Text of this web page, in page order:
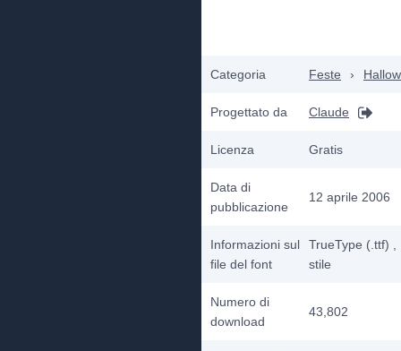
Categoria Feste ›
Progettato da Claude
Licenza Gratis
Data di
pubblicazione
12 aprile 2006
Informazioni sul
file del font
TrueType (.ttf)
stile
Numero di
download
43,802